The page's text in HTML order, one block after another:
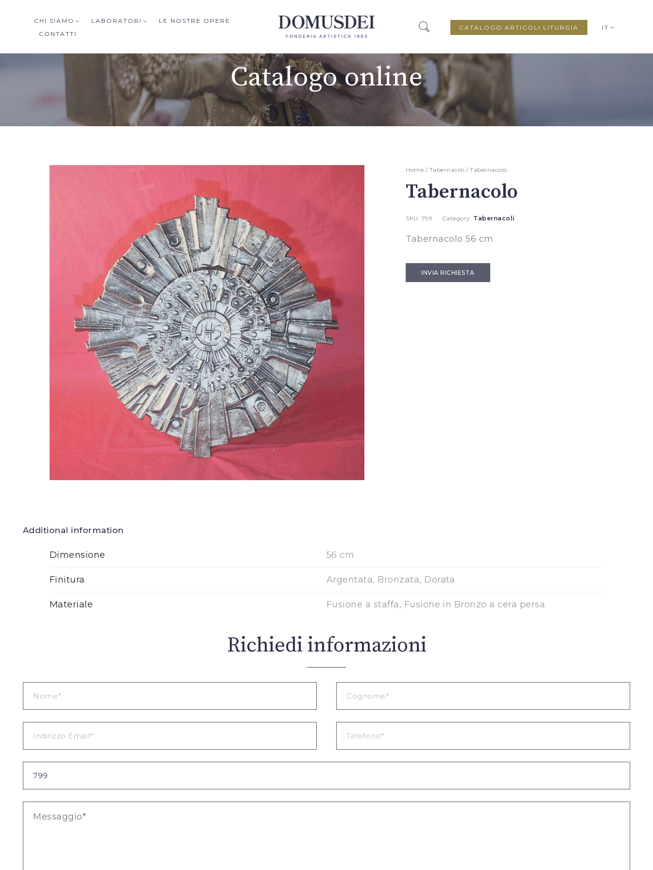
CHI SIAMO LABORATORI
LE NOSTRE OPERE
CONTATTI
IT
CATALOGO ARTICOLI LITURGIA
Catalogo online
Home / Tabernacoli / Tabernacolo
Tabernacolo
SKU: 799 Category: Tabernacoli
Tabernacolo 56 cm
INVIA RICHIESTA
Additional information
Dimensione 56 cm
Finitura Argentata, Bronzata, Dorata
Materiale Fusione a staffa, Fusione in Bronzo a cera persa
Richiedi informazioni